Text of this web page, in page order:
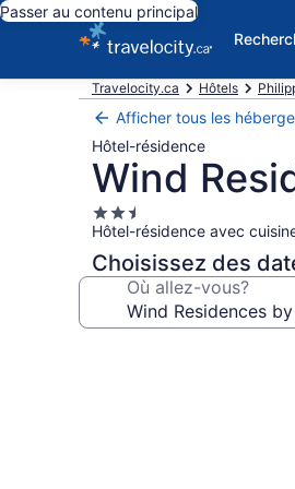
Passer au contenu principal
Travelocity.ca Hôtels
Afficher tous les
Hôtel-résidence
Wind
Hébergement
2.5 étoiles
Hôtel-résidence avec
Choisissez des
Où allez-vous?